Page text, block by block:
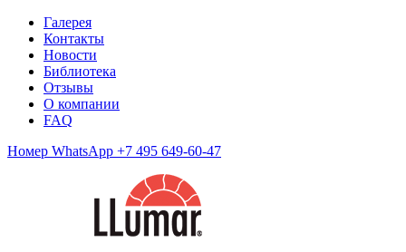
Галерея
Контакты
Новости
Библиотека
Отзывы
О компании
FAQ
Номер WhatsApp +7 495 649-60-47